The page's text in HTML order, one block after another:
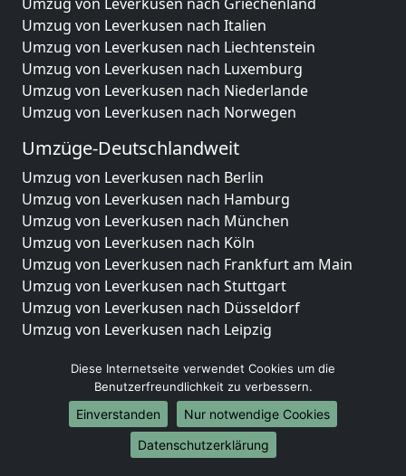
Umzug von Leverkusen nach Italien
Umzug von Leverkusen nach Liechtenstein
Umzug von Leverkusen nach Luxemburg
Umzug von Leverkusen nach Niederlande
Umzug von Leverkusen nach Norwegen
Umzüge-Deutschlandweit
Umzug von Leverkusen nach Berlin
Umzug von Leverkusen nach Hamburg
Umzug von Leverkusen nach München
Umzug von Leverkusen nach Köln
Umzug von Leverkusen nach Frankfurt am Main
Umzug von Leverkusen nach Stuttgart
Umzug von Leverkusen nach Düsseldorf
Umzug von Leverkusen nach Leipzig
Umzug von Leverkusen nach Essen
Umzug von Leverkusen nach Bremen
Umzug von Leverkusen nach Dresden
Umzug von Leverkusen nach Hannover
Umzug von Leverkusen nach Nürnberg
Diese Internetseite verwendet Cookies um die
Benutzerfreundlichkeit zu verbessern.
Einverstanden
Nur notwendige Cookies
Datenschutzerklärung